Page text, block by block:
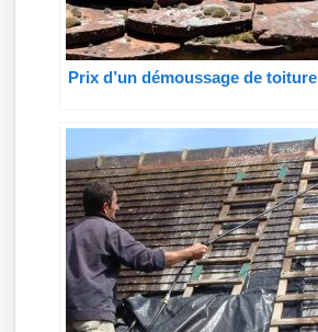
Prix d’un démoussage de toiture